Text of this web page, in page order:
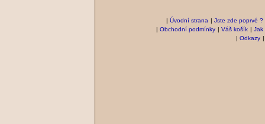
| Úvodní strana | Jste zde poprvé ?
| Obchodní podmínky | Váš košík | Jak
| Odkazy